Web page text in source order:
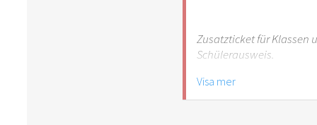
Zusatzticket für Klassen
Schülerausweis.
Hinweis: Für Kinder
empfehlenswert.
Visa mer